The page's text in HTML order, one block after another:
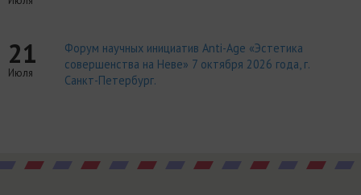
21
Июля
Форум научных инициатив Anti-Age «Эстетика
совершенства на Неве» 7 октября 2026 года, г.
Санкт-Петербург.